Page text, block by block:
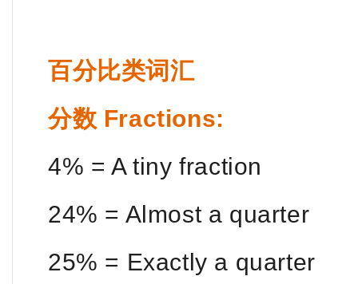
百分比类词汇
分数 Fractions:
4% = A tiny fraction
24% = Almost a quarter
25% = Exactly a quarter